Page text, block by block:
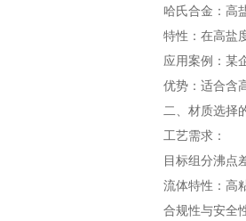
哈氏合金：高
特性：在高盐
应用案例：某
优势：适合含
二、材质选择
工艺需求：
目标组分沸点
流体特性：高
合规性与安全